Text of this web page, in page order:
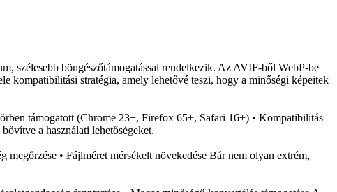
szélesebb böngészőtámogatással rendelkezik. Az AVIF-ből WebP-be
kompatibilitási stratégia, amely lehetővé teszi, hogy a minőségi képeitek
támogatott (Chrome 23+, Firefox 65+, Safari 16+) • Kompatibilitás
a használati lehetőségeket.
• Fájlméret mérsékelt növekedése Bár nem olyan extrém,